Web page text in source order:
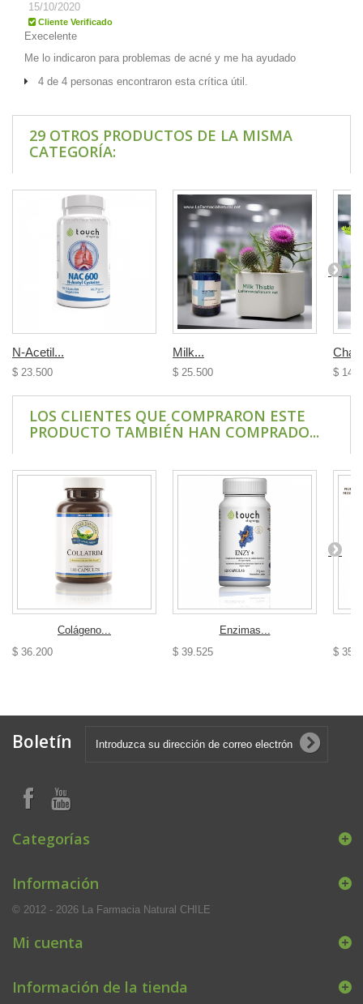
15/10/2020
Cliente Verificado
Execelente
Me lo indicaron para problemas de acné y me ha ayudado
4 de 4 personas encontraron esta crítica útil.
29 OTROS PRODUCTOS DE LA MISMA
CATEGORÍA:
N-Acetil...
$ 23.500
Milk...
$ 25.500 $
LOS CLIENTES QUE COMPRARON ESTE
PRODUCTO TAMBIÉN HAN COMPRADO...
Colágeno...
$ 36.200
Enzimas...
$ 39.525
$
Boletín
Categorías
Información
© 2012 - 2026 La Farmacia Natural CHILE
Mi cuenta
Información de la tienda